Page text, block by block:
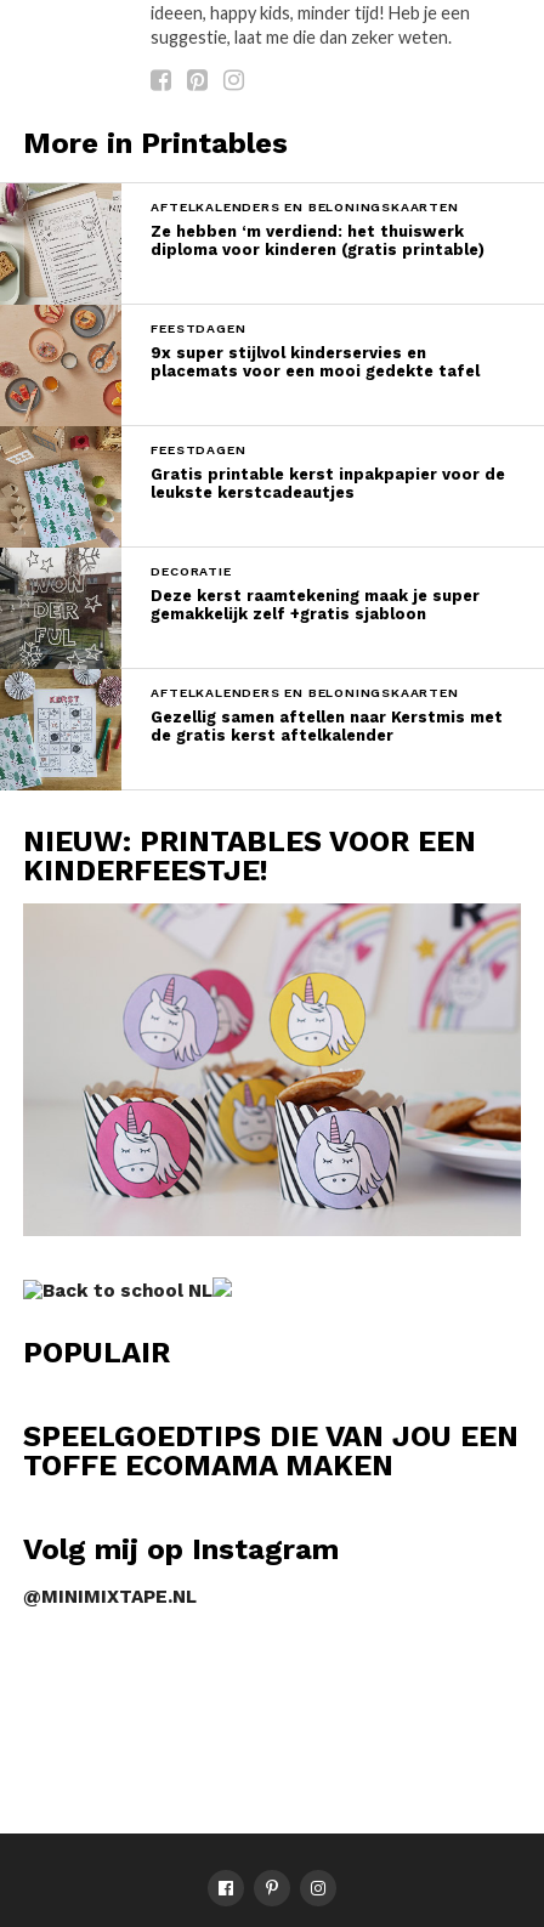
ideeen, happy kids, minder tijd! Heb je een
suggestie, laat me die dan zeker weten.
More in Printables
AFTELKALENDERS EN BELONINGSKAARTEN
Ze hebben ‘m verdiend: het thuiswerk
diploma voor kinderen (gratis printable)
FEESTDAGEN
9x super stijlvol kinderservies en
placemats voor een mooi gedekte tafel
FEESTDAGEN
Gratis printable kerst inpakpapier voor de
leukste kerstcadeautjes
DECORATIE
Deze kerst raamtekening maak je super
gemakkelijk zelf +gratis sjabloon
AFTELKALENDERS EN BELONINGSKAARTEN
Gezellig samen aftellen naar Kerstmis met
de gratis kerst aftelkalender
NIEUW: PRINTABLES VOOR EEN
KINDERFEESTJE!
POPULAIR
SPEELGOEDTIPS DIE VAN JOU EEN
TOFFE ECOMAMA MAKEN
Volg mij op Instagram
@MINIMIXTAPE.NL